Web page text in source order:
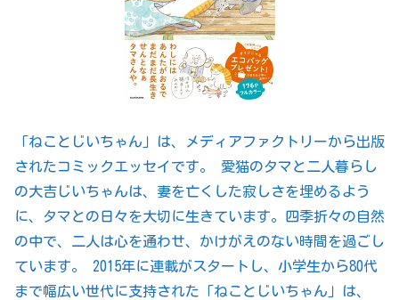
「ねことじいちゃん」は、メディアファクトリーから出版
されたコミックエッセイです。 愛猫のタマと二人暮らし
の大吉じいちゃんは、妻を亡くした寂しさを埋めるよう
に、タマとの日々を大切に生きています。四季折々の自然
の中で、二人は心を通わせ、かけがえのない時間を過ごし
ています。 2015年に連載がスタートし、小学生から80代
まで幅広い世代に支持された「ねことじいちゃん」は、